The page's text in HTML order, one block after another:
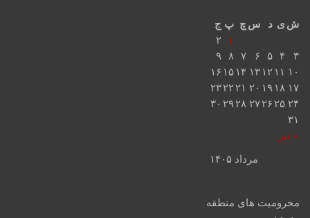
مرداد ۱۴۰۵
شی د س چ پ ج
« تیر
۱
۲
۳
۴ ۵ ۶ ۷ ۸
۹
۱۰ ۱۱ ۱۲ ۱۳ ۱۴ ۱۵ ۱۶
۱۷ ۱۸ ۱۹ ۲۰ ۲۱ ۲۲۲۳
۲۴ ۲۵ ۲۶۲۷ ۲۸ ۲۹ ۳۰
۳۱
محرومیت های منطقه